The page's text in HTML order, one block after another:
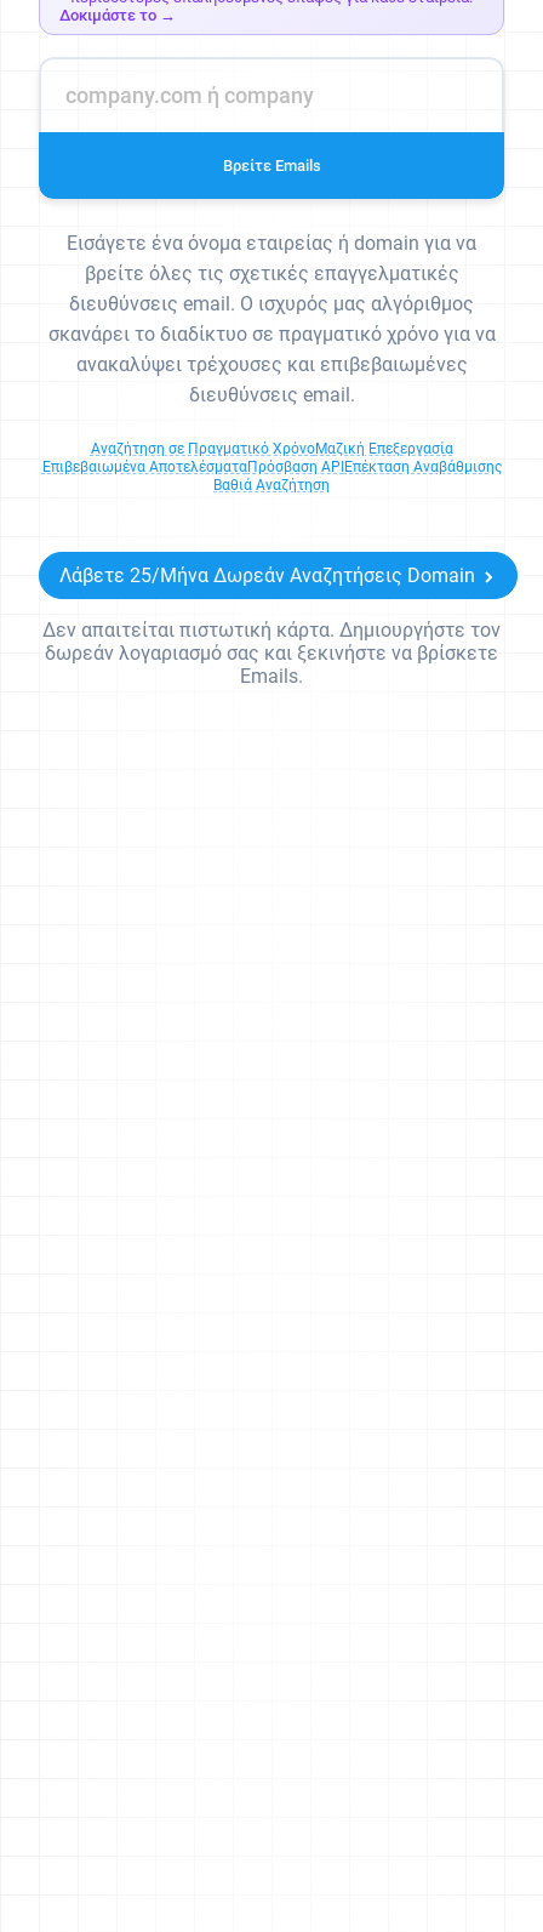
Δοκιμάστε το →
Βρείτε Emails
Εισάγετε ένα όνομα εταιρείας ή domain για να
βρείτε όλες τις σχετικές επαγγελματικές
διευθύνσεις email. Ο ισχυρός μας αλγόριθμος
σκανάρει το διαδίκτυο σε πραγματικό χρόνο για να
ανακαλύψει τρέχουσες και επιβεβαιωμένες
διευθύνσεις email.
Αναζήτηση σε Πραγματικό ΧρόνοΜαζική Επεξεργασία
Επιβεβαιωμένα ΑποτελέσματαΠρόσβαση APIΕπέκταση Αναβάθμισης
Βαθιά Αναζήτηση
Λάβετε 25/Μήνα Δωρεάν Αναζητήσεις Domain
Δεν απαιτείται πιστωτική κάρτα. Δημιουργήστε τον
δωρεάν λογαριασμό σας και ξεκινήστε να βρίσκετε
Emails.